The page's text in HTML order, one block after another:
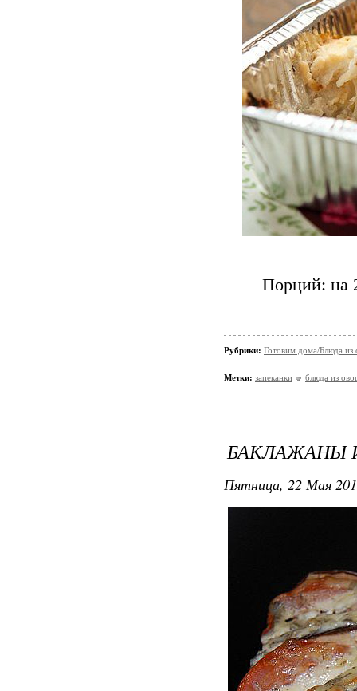
Порций: на
Рубрики: Готовим дома/Блюда из
Метки: запеканки блюда из
БАКЛАЖАНЫ
Пятница, 22 Мая